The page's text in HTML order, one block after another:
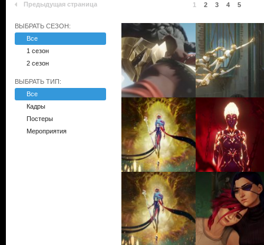
Предыдущая страница 1 2 3 4 5
ВЫБРАТЬ СЕЗОН:
Все
1 сезон
2 сезон
ВЫБРАТЬ ТИП:
Все
Кадры
Постеры
Мероприятия